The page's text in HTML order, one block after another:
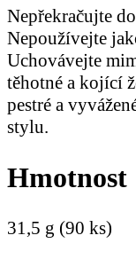
Nepřekračujte
Nepoužívejte
Uchovávejte
těhotné a kojící
pestré a
stylu.
Hmotnost
31,5 g (90 ks)